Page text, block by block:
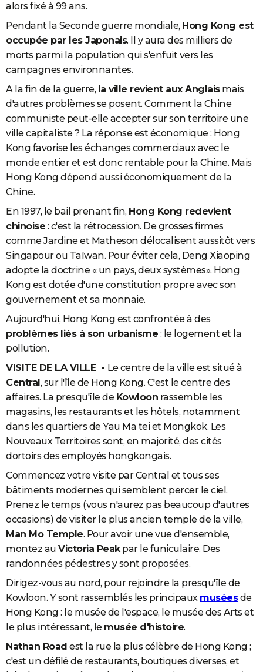
alors fixé à 99 ans.
Pendant la Seconde guerre mondiale, Hong Kong est
occupée par les Japonais. Il y aura des milliers de
morts parmi la population qui s'enfuit vers les
campagnes environnantes.
A la fin de la guerre, la ville revient aux Anglaismais
d'autres problèmes se posent. Comment la Chine
communiste peut-elle accepter sur son territoire une
ville capitaliste ? La réponse est économique : Hong
Kong favorise les échanges commerciaux avec le
monde entier et est donc rentable pour la Chine. Mais
Hong Kong dépend aussi économiquement de la
Chine.
En 1997, le bail prenant fin, Hong Kong redevient
chinoise : c'est la rétrocession. De grosses firmes
comme Jardine et Matheson délocalisent aussitôt vers
Singapour ou Taïwan. Pour éviter cela, Deng Xiaoping
adopte la doctrine « un pays, deux systèmes». Hong
Kong est dotée d'une constitution propre avec son
gouvernement et sa monnaie.
Aujourd'hui, Hong Kong est confrontée à des
problèmes liés à son urbanisme : le logement et la
pollution.
VISITE DE LA VILLE - Le centre de la ville est situé à
Central , sur l'île de Hong Kong. C'est le centre des
affaires. La presqu'île de Kowloon rassemble les
magasins, les restaurants et les hôtels, notamment
dans les quartiers de Yau Ma tei et Mongkok. Les
Nouveaux Territoires sont, en majorité, des cités
dortoirs des employés hongkongais.
Commencez votre visite par Central et tous ses
bâtiments modernes qui semblent percer le ciel.
Prenez le temps (vous n'aurez pas beaucoup d'autres
occasions) de visiter le plus ancien temple de la ville,
Man Mo Temple. Pour avoir une vue d'ensemble,
montez au Victoria Peakpar le funiculaire. Des
randonnées pédestres y sont proposées.
Dirigez-vous au nord, pour rejoindre la presqu'île de
Kowloon. Y sont rassemblés les principaux muséesde
Hong Kong : le musée de l'espace, le musée des Arts et
le plus intéressant, le musée d'histoire.
Nathan Road est la rue la plus célèbre de Hong Kong ;
c'est un défilé de restaurants, boutiques diverses, et